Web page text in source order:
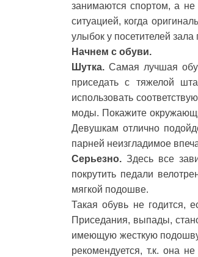
занимаются спортом, а не
ситуацией, когда
улыбок у посетителей зала
Начнем с обуви.
Шутка. Самая лучшая
приседать с тяжелой
использовать
моды. Покажите
Девушкам отлично
парней неизгладимое
Серьезно. Здесь все
покрутить педали
мягкой подошве.
Такая обувь не годится,
Приседания, выпады,
имеющую жесткую
рекомендуется, т.к. она